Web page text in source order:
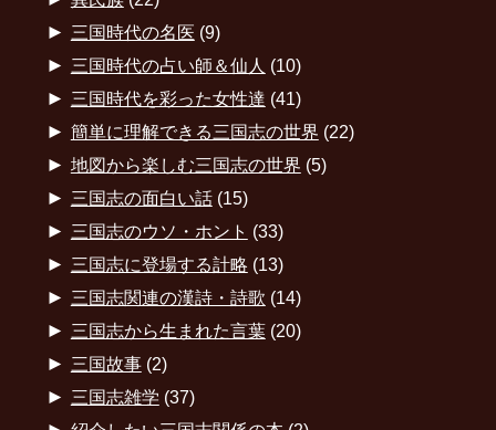
► 三国時代の名医 (9)
► 三国時代の占い師＆仙人 (10)
► 三国時代を彩った女性達 (41)
► 簡単に理解できる三国志の世界 (22)
► 地図から楽しむ三国志の世界 (5)
► 三国志の面白い話(15)
► 三国志のウソ・ホント (33)
► 三国志に登場する計略 (13)
► 三国志関連の漢詩・詩歌 (14)
► 三国志から生まれた言葉(20)
► 三国故事(2)
► 三国志雑学 (37)